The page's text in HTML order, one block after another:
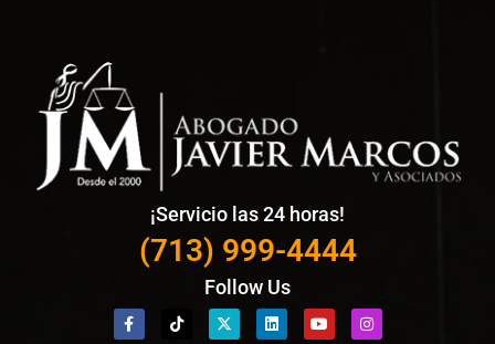
¡Servicio las 24 horas!
(713) 999-4444
Follow Us